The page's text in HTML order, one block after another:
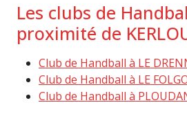
Les clubs de
proximité de
Club de Handball à LE
Club de Handball à LE
Club de Handball à